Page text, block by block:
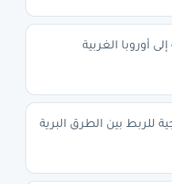
أوروبا الغربية
للربط بين الطرق البرية